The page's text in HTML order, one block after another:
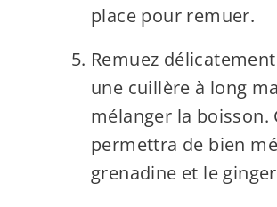
place pour remuer.
Remuez
une cuillère à long
mélanger la boisson.
permettra de bien
grenadine et le